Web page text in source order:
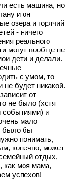
есть машина, но
и он
озера и горячий
- ничего
реального
могут вообще не
дети и делали.
с умом, то
не будет никакой.
от
не было (хотя
событиями) и
мало
было бы
понимать,
конечно, может
отдых,
как моя мама,
успехов!